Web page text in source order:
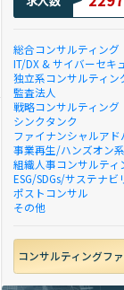
総合コンサルティング
IT/DX & サイバーセキ
独立系コンサルティン
監査法人
戦略コンサルティング
シンクタンク
ファイナンシャルアド
事業再生/ハンズオン
組織人事コンサルティ
ESG/SDGs/サステナ
ポストコンサル
その他
コンサルティングフ